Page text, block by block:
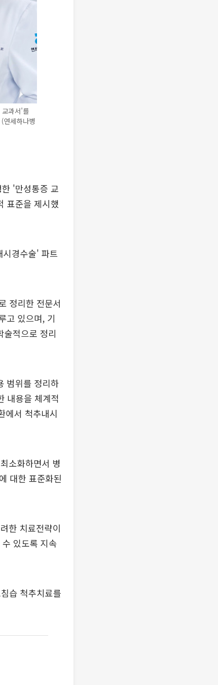
과서'를
연세하나병
'만성통증 교
표준을 제시했
시경수술' 파트
정리한 전문서
고 있으며, 기
술적으로 정리
범위를 정리하
내용을 체계적
에서 척추내시
소화하면서 병
대한 표준화된
한 치료전략이
있도록 지속
습 척추치료를